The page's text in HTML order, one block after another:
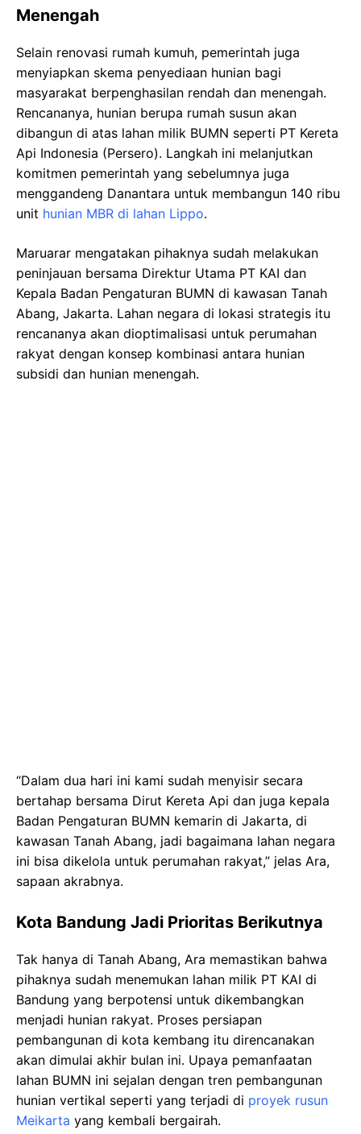
Menengah
Selain renovasi rumah kumuh, pemerintah juga
menyiapkan skema penyediaan hunian bagi
masyarakat berpenghasilan rendah dan menengah.
Rencananya, hunian berupa rumah susun akan
dibangun di atas lahan milik BUMN seperti PT Kereta
Api Indonesia (Persero). Langkah ini melanjutkan
komitmen pemerintah yang sebelumnya juga
menggandeng Danantara untuk membangun 140 ribu
unit hunian MBR di lahan Lippo.
Maruarar mengatakan pihaknya sudah melakukan
peninjauan bersama Direktur Utama PT KAI dan
Kepala Badan Pengaturan BUMN di kawasan Tanah
Abang, Jakarta. Lahan negara di lokasi strategis itu
rencananya akan dioptimalisasi untuk perumahan
rakyat dengan konsep kombinasi antara hunian
subsidi dan hunian menengah.
“Dalam dua hari ini kami sudah menyisir secara
bertahap bersama Dirut Kereta Api dan juga kepala
Badan Pengaturan BUMN kemarin di Jakarta, di
kawasan Tanah Abang, jadi bagaimana lahan negara
ini bisa dikelola untuk perumahan rakyat,” jelas Ara,
sapaan akrabnya.
Kota Bandung Jadi Prioritas Berikutnya
Tak hanya di Tanah Abang, Ara memastikan bahwa
pihaknya sudah menemukan lahan milik PT KAI di
Bandung yang berpotensi untuk dikembangkan
menjadi hunian rakyat. Proses persiapan
pembangunan di kota kembang itu direncanakan
akan dimulai akhir bulan ini. Upaya pemanfaatan
lahan BUMN ini sejalan dengan tren pembangunan
hunian vertikal seperti yang terjadi di proyek rusun
Meikarta yang kembali bergairah.